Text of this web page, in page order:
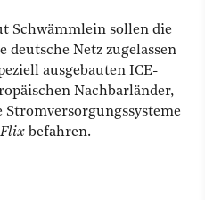
Schwämmlein sollen die
deutsche Netz zugelassen
ausgebauten ICE-
Nachbarländer,
Flix befahren.